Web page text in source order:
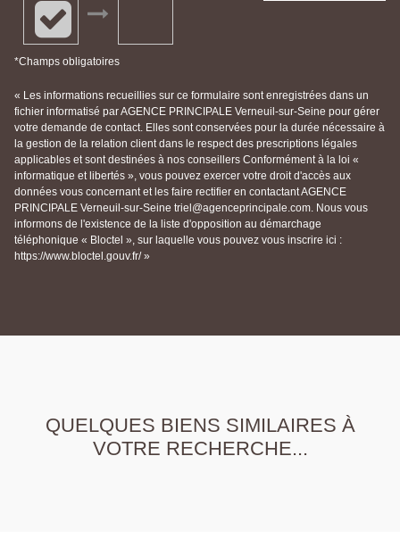
*Champs obligatoires
« Les informations recueillies sur ce formulaire sont enregistrées dans un
fichier informatisé par AGENCE PRINCIPALE Verneuil-sur-Seine pour gérer
votre demande de contact. Elles sont conservées pour la durée nécessaire à
la gestion de la relation client dans le respect des prescriptions légales
applicables et sont destinées à nos conseillers Conformément à la loi «
informatique et libertés », vous pouvez exercer votre droit d'accès aux
données vous concernant et les faire rectifier en contactant AGENCE
PRINCIPALE Verneuil-sur-Seine triel@agenceprincipale.com. Nous vous
informons de l'existence de la liste d'opposition au démarchage
téléphonique « Bloctel », sur laquelle vous pouvez vous inscrire ici :
https://www.bloctel.gouv.fr/ »
QUELQUES BIENS SIMILAIRES À
VOTRE RECHERCHE...